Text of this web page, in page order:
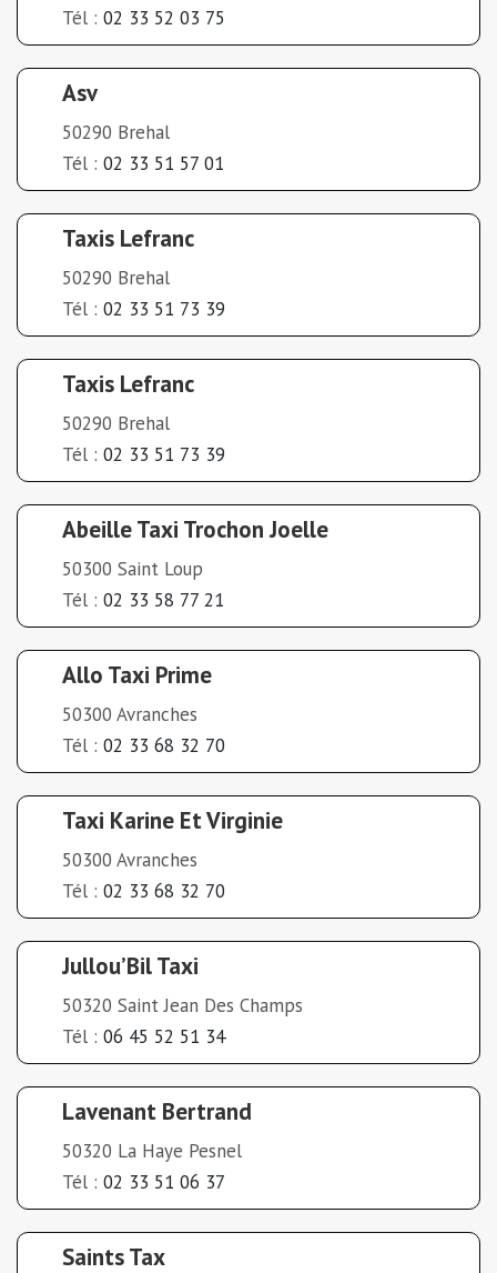
Tél : 02 33 52 03 75
Asv
50290 Brehal
Tél : 02 33 51 57 01
Taxis Lefranc
50290 Brehal
Tél : 02 33 51 73 39
Taxis Lefranc
50290 Brehal
Tél : 02 33 51 73 39
Abeille Taxi Trochon Joelle
50300 Saint Loup
Tél : 02 33 58 77 21
Allo Taxi Prime
50300 Avranches
Tél : 02 33 68 32 70
Taxi Karine Et Virginie
50300 Avranches
Tél : 02 33 68 32 70
Jullou’Bil Taxi
50320 Saint Jean Des Champs
Tél : 06 45 52 51 34
Lavenant Bertrand
50320 La Haye Pesnel
Tél : 02 33 51 06 37
Saints Tax